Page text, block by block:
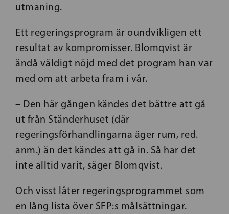
utmaning.
Ett regeringsprogram är oundvikligen ett
resultat av kompromisser. Blomqvist är
ändå väldigt nöjd med det program han var
med om att arbeta fram i vår.
– Den här gången kändes det bättre att gå
ut från Ständerhuset (där
regeringsförhandlingarna äger rum, red.
anm.) än det kändes att gå in. Så har det
inte alltid varit, säger Blomqvist.
Och visst låter regeringsprogrammet som
en lång lista över SFP:s målsättningar.